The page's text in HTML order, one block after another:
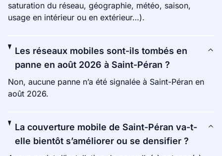
saturation du réseau, géographie, météo, saison,
usage en intérieur ou en extérieur…).
Les réseaux mobiles sont-ils tombés en
panne en août 2026 à Saint-Péran ?
Non, aucune panne n’a été signalée à Saint-Péran en
août 2026.
La couverture mobile de Saint-Péran va-t-
elle bientôt s’améliorer ou se densifier ?